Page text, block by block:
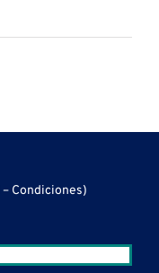
– Condiciones)